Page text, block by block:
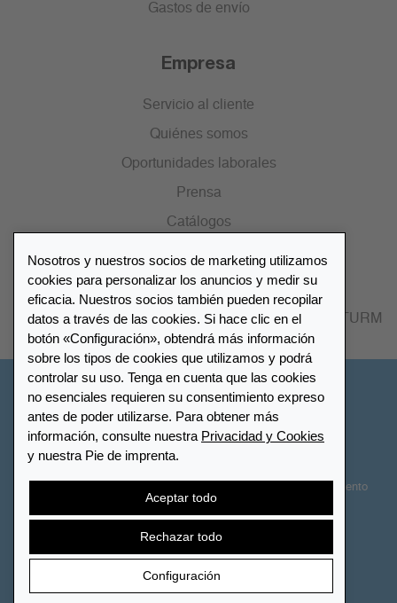
Gastos de envío
Empresa
Servicio al cliente
Quiénes somos
Oportunidades laborales
Prensa
Catálogos
Lista de distribuidores
Encuentre su distribuidor más cercano LEUCHTTURM
Nosotros y nuestros socios de marketing utilizamos
cookies para personalizar los anuncios y medir su
eficacia. Nuestros socios también pueden recopilar
datos a través de las cookies. Si hace clic en el
botón «Configuración», obtendrá más información
sobre los tipos de cookies que utilizamos y podrá
controlar su uso. Tenga en cuenta que las cookies
no esenciales requieren su consentimiento expreso
antes de poder utilizarse. Para obtener más
información, consulte nuestra Privacidad y Cookies
y nuestra Pie de imprenta.
Aceptar todo
Rechazar todo
Configuración
Configuración de cookies Privacidad y Cookies
Declaración de accesibilidad
Derecho de desistimiento
Cancelar contrato
© 2026 LEUCHTTURM. Todos los derechos reservados